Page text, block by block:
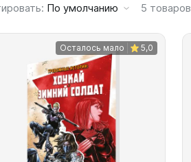
По умолчанию 5 товаров
Осталось мало 5,0